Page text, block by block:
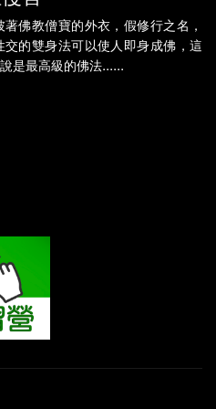
佛教僧寶的外衣，假修行之名，
的雙身法可以使人即身成佛，這
是最高級的佛法......